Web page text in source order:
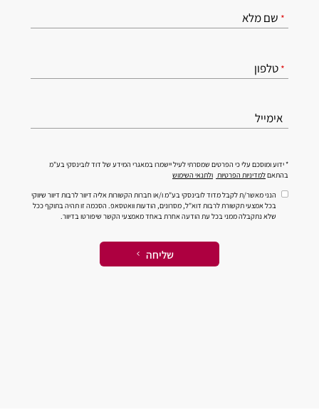
* שם מלא
* טלפון
אימייל
* ידוע ומוסכם עלי כי הפרטים שמסרתי לעיל יישמרו במאגרי המידע של דוד לובינסקי בע"מ
בהתאםלמדיניות הפרטיות ולתנאי השימוש
הנני מאשר/ת לקבל מדוד לובינסקי בע"מ ו/או חברות הקשורות אליה דיוור לרבות דיוור שיווקי
בכל אמצעי תקשורת לרבות דוא"ל, מסרונים, הודעות וואטסאפ. הסכמה זו תהיה בתוקף ככל
שלא נתקבלה ממני בכל עת הודעה אחרת באחד מאמצעי הקשר שיפורטו בדיוור.